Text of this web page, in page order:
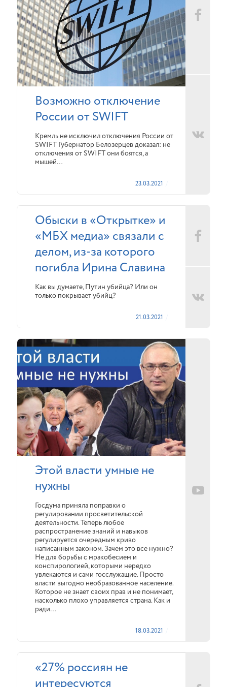
Возможно отключение
России от SWIFT
Кремль не исключил отключения России от
SWIFT Губернатор Белозерцев доказал: не
отключения от SWIFT они боятся, а
мышей…
23.03.2021
Обыски в «Открытке» и
«МБХ медиа» связали с
делом, из-за которого
погибла Ирина Славина
Как вы думаете, Путин убийца? Или он
только покрывает убийц?
21.03.2021
Этой власти умные не
нужны
Госдума приняла поправки о
регулировании просветительской
деятельности. Теперь любое
распространение знаний и навыков
регулируется очередным криво
написанным законом. Зачем это все нужно?
Не для борьбы с мракобесием и
конспирологией, которыми нередко
увлекаются и сами госслужащие. Просто
власти выгодно необразованное население.
Которое не знает своих прав и не понимает,
насколько плохо управляется страна. Как и
ради…
18.03.2021
«27% россиян не
интересуются